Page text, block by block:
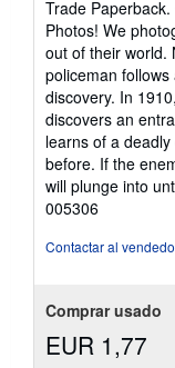
Trade
Photos! We
out of their world.
policeman
discovery. In
discovers an
learns of a
before. If the
will plunge into
005306
Contactar al
Comprar usado
EUR 1,77